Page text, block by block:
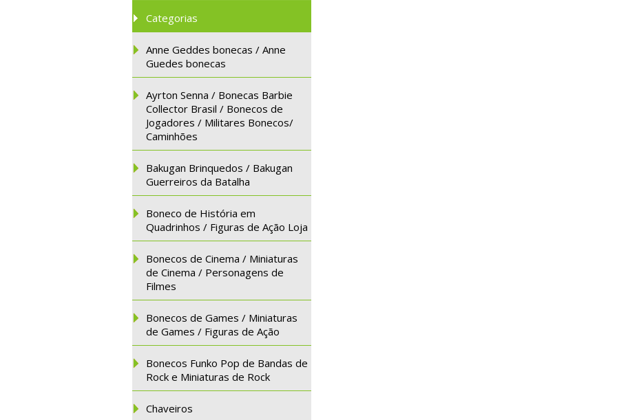
Categorias
Anne Geddes bonecas / Anne
Guedes bonecas
Ayrton Senna / Bonecas Barbie
Collector Brasil / Bonecos de
Jogadores / Militares Bonecos/
Caminhões
Bakugan Brinquedos / Bakugan
Guerreiros da Batalha
Boneco de História em
Quadrinhos / Figuras de Ação Loja
Bonecos de Cinema / Miniaturas
de Cinema / Personagens de
Filmes
Bonecos de Games / Miniaturas
de Games / Figuras de Ação
Bonecos Funko Pop de Bandas de
Rock e Miniaturas de Rock
Chaveiros